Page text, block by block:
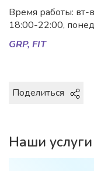
Время работы:
18:00-22:00,
GRP, FIT
Поделиться
Наши услуги